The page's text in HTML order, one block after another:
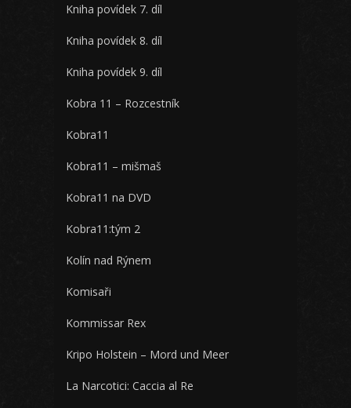
Kniha povídek 7. díl
Kniha povídek 8. díl
Kniha povídek 9. díl
Kobra 11 – Rozcestník
Kobra11
Kobra11 – mišmaš
Kobra11 na DVD
Kobra11:tým 2
Kolín nad Rýnem
Komisaři
Kommissar Rex
Kripo Holstein – Mord und Meer
La Narcotici: Caccia al Re